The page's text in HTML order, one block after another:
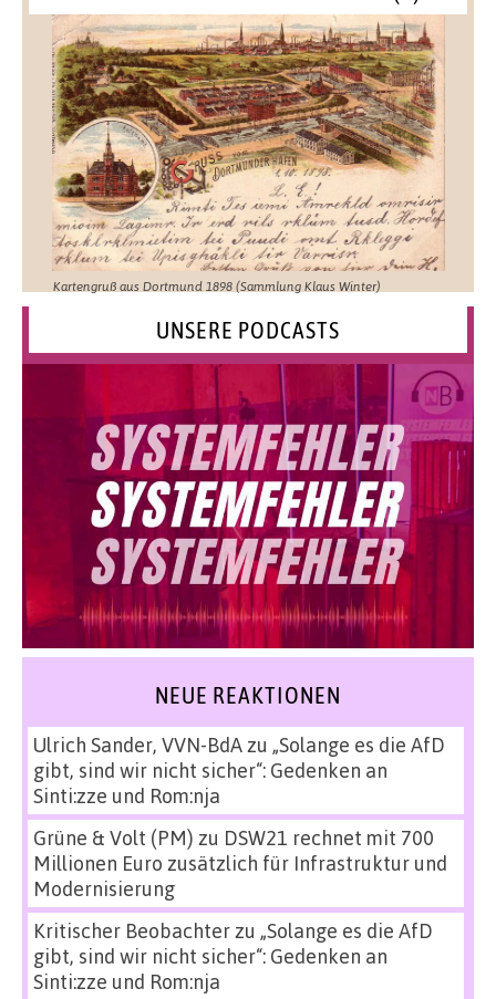
Kartengruß aus Dortmund 1898 (Sammlung Klaus Winter)
UNSERE PODCASTS
NEUE REAKTIONEN
Ulrich Sander, VVN-BdAzu „Solange es die AfD
gibt, sind wir nicht sicher“: Gedenken an
Sinti:zze und Rom:nja
Grüne & Volt (PM) zu DSW21 rechnet mit 700
Millionen Euro zusätzlich für Infrastruktur und
Modernisierung
Kritischer Beobachterzu „Solange es die AfD
gibt, sind wir nicht sicher“: Gedenken an
Sinti:zze und Rom:nja